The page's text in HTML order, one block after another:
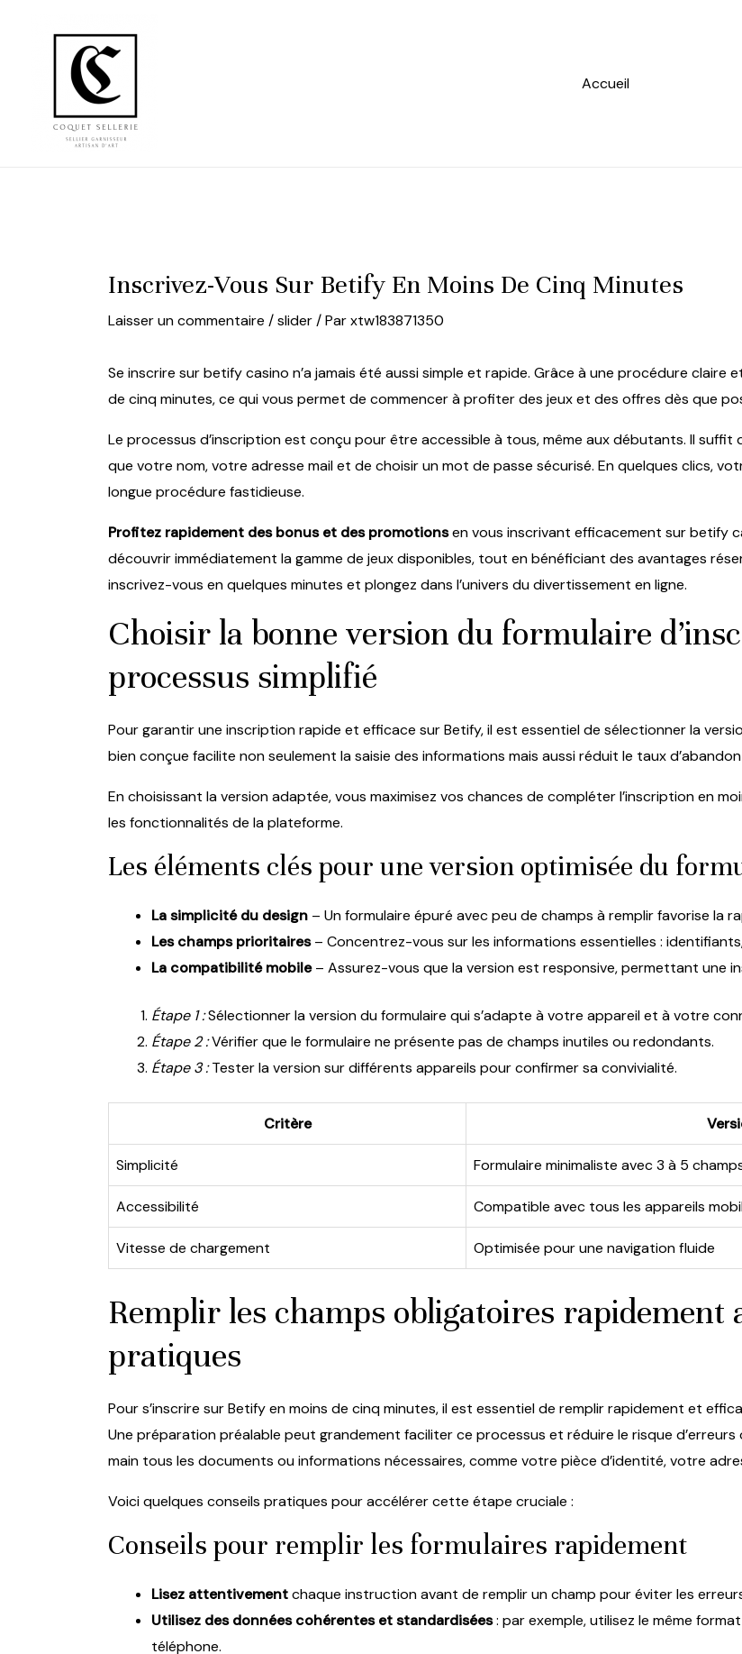
Accueil
Inscrivez-Vous Sur Betify En Moins De Cinq Minutes
Laisser un commentaire /slider/ Parxtw183871350
Se inscrire surbetify casino n’a jamais été aussi simple et rapide. Grâce à une procédure
de cinq minutes, ce qui vous permet de commencer à profiter des jeux et des offres dès que
Le processus d’inscription est conçu pour être accessible à tous, même aux débutants. Il suffit
que votre nom, votre adresse mail et de choisir un mot de passe sécurisé. En quelques clics,
longue procédure fastidieuse.
Profitez rapidement des bonus et des promotionsen vous inscrivant efficacement surbetify
découvrir immédiatement la gamme de jeux disponibles, tout en bénéficiant des avantages
inscrivez-vous en quelques minutes et plongez dans l’univers du divertissement en ligne.
Choisir la bonne version du formulaire
processus simplifié
Pour garantir une inscription rapide et efficace sur Betify, il est essentiel de sélectionner la
bien conçue facilite non seulement la saisie des informations mais aussi réduit le taux
En choisissant la version adaptée, vous maximisez vos chances de compléter l’inscription en
les fonctionnalités de la plateforme.
Les éléments clés pour une version optimisée du
La simplicité du design – Un formulaire épuré avec peu de champs à remplir favorise la
Les champs prioritaires– Concentrez-vous sur les informations essentielles :
La compatibilité mobile– Assurez-vous que la version est responsive, permettant une
Étape 1 :Sélectionner la version du formulaire qui s’adapte à votre appareil et à votre
Étape 2 :Vérifier que le formulaire ne présente pas de champs inutiles ou redondants.
Étape 3 :Tester la version sur différents appareils pour confirmer sa convivialité.
Critère
Simplicité Formulaire minimaliste avec 3 à 5
Accessibilité Compatible avec tous les appareils
Vitesse de chargement Optimisée pour une navigation fluide
Remplir les champs obligatoires rapidement
pratiques
Pour s’inscrire sur Betify en moins de cinq minutes, il est essentiel de remplir rapidement et
Une préparation préalable peut grandement faciliter ce processus et réduire le risque
main tous les documents ou informations nécessaires, comme votre pièce d’identité, votre
Voici quelques conseils pratiques pour accélérer cette étape cruciale :
Conseils pour remplir les formulaires rapidement
Lisez attentivementchaque instruction avant de remplir un champ pour éviter les
Utilisez des données cohérentes et standardisées: par exemple, utilisez le même
téléphone.